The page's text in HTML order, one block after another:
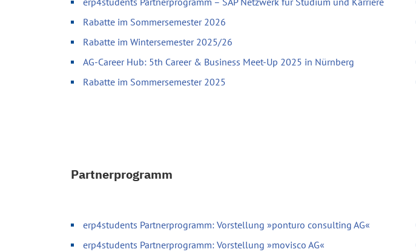
Rabatte im Sommersemester 2026
Rabatte im Wintersemester 2025/26
AG-Career Hub: 5th Career & Business Meet-Up 2025 in Nürnberg
Rabatte im Sommersemester 2025
Partnerprogramm
erp4students Partnerprogramm: Vorstellung »ponturo consulting AG«
erp4students Partnerprogramm: Vorstellung »movisco AG«